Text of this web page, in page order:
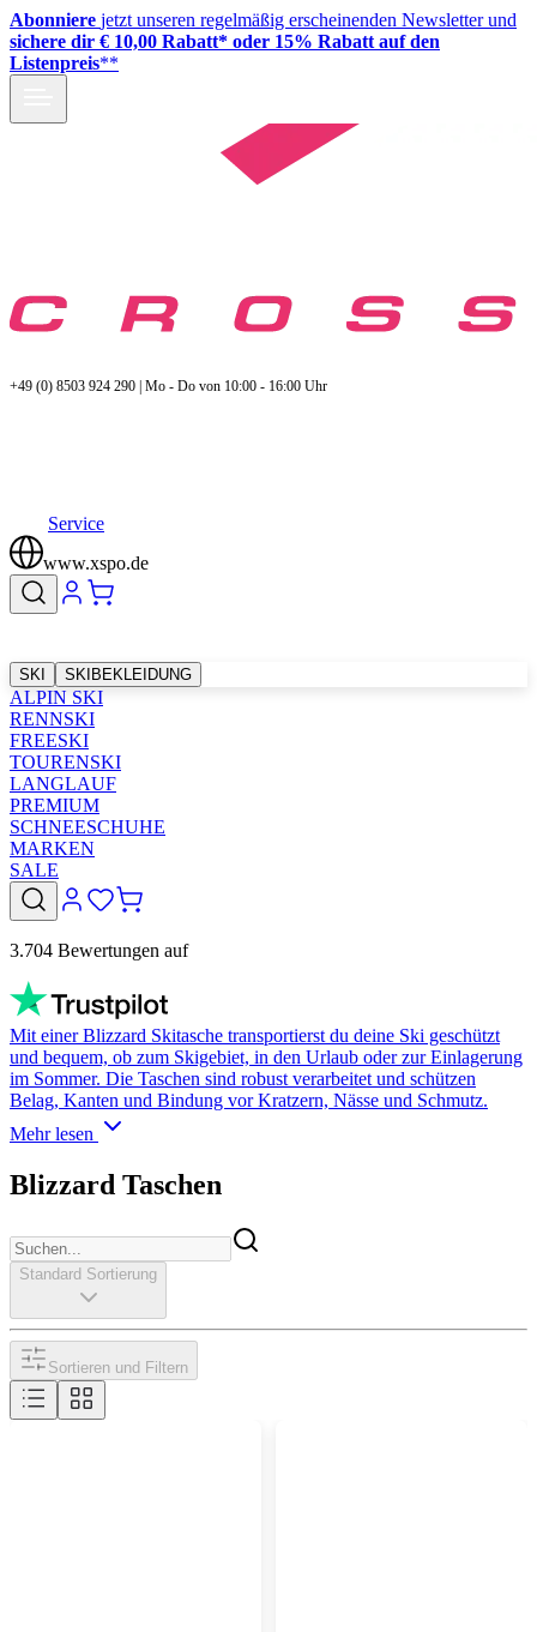
Abonniere jetzt unseren regelmäßig erscheinenden Newsletter und
sichere dir € 10,00 Rabatt* oder 15% Rabatt auf den
Listenpreis**
+49 (0) 8503 924 290 | Mo - Do von 10:00 - 16:00 Uhr
Service
www.xspo.de
SKI SKIBEKLEIDUNG
ALPIN SKI
RENNSKI
FREESKI
TOURENSKI
LANGLAUF
PREMIUM
SCHNEESCHUHE
MARKEN
SALE
3.704 Bewertungen auf
Mit einer Blizzard Skitasche transportierst du deine Ski geschützt
und bequem, ob zum Skigebiet, in den Urlaub oder zur Einlagerung
im Sommer. Die Taschen sind robust verarbeitet und schützen
Belag, Kanten und Bindung vor Kratzern, Nässe und Schmutz.
Mehr lesen
Blizzard Taschen
Standard Sortierung
Sortieren und Filtern